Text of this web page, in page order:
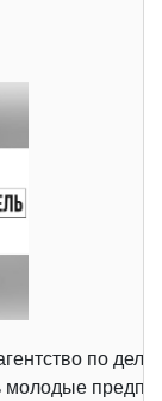
по
молодые